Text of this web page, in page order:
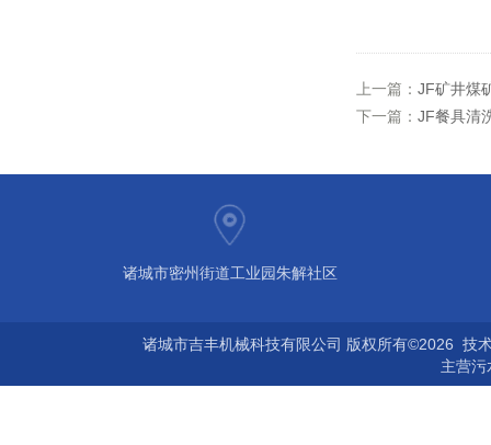
上一篇： JF矿井煤
下一篇： JF餐具清
诸城市密州街道工业园朱解社区
诸城市吉丰机械科技有限公司 版权所有©2026 技
主营污